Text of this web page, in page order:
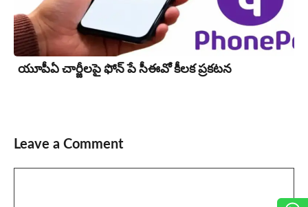
యూపీఏ చార్జీల‌పై ఫోన్ పే సీఈవో కీల‌క ప్ర‌క‌ట‌న‌
Leave a Comment